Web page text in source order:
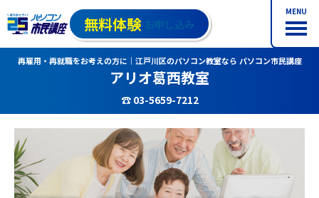
MENU
無料体験 お申し込み
再雇用・再就職をお考えの方に｜江戸川区のパソコン教室なら パソコン市民講座
アリオ葛西教室
☎ 03-5659-7212